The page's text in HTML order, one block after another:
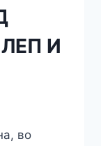
И
во